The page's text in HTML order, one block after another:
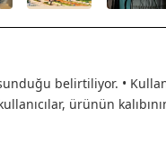
belirtiliyor. •
ürünün